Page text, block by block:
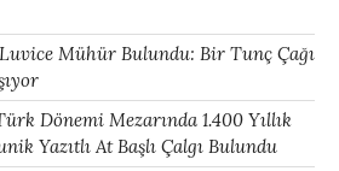
Luvice Mühür Bulundu: Bir Tunç Çağı
Dönemi Mezarında 1.400 Yıllık
Yazıtlı At Başlı Çalgı Bulundu